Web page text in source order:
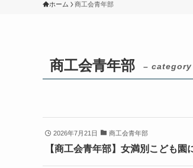
ホーム 商工会青年部
商工会青年部 – category
2026年7月21日 商工会青年部
【商工会青年部】女満別こども園